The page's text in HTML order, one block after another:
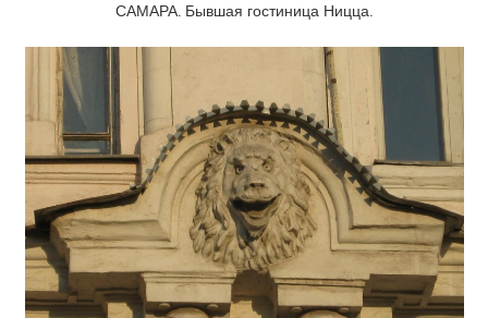
САМАРА. Бывшая гостиница Ницца.